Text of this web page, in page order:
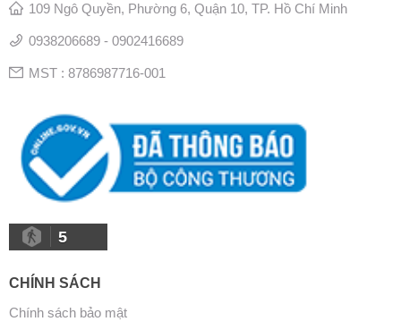
109 Ngô Quyền, Phường 6, Quận 10, TP. Hồ Chí Minh
0938206689 - 0902416689
MST : 8786987716-001
5
CHÍNH SÁCH
Chính sách bảo mật